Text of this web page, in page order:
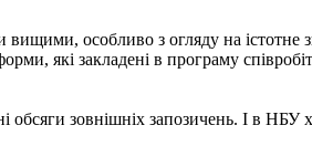
особливо з огляду на істотне
які закладені в програму
зовнішніх запозичень. І в